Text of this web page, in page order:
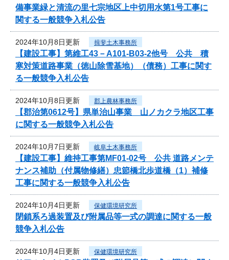
備事業緑と清流の里七宗地区上中切用水第1号工事に
関する一般競争入札公告
2024年10月8日更新 揖斐土木事務所
【建設工事】第維工43－A101-B03-2他号 公共 積
寒対策道路事業（徳山除雪基地）（債務）工事に関す
る一般競争入札公告
2024年10月8日更新 郡上農林事務所
【郡治第0612号】県単治山事業 山ノカクラ地区工事
に関する一般競争入札公告
2024年10月7日更新 岐阜土木事務所
【建設工事】維持工事第MF01-02号 公共 道路メンテ
ナンス補助（付属物修繕）忠節橋北歩道橋（1）補修
工事に関する一般競争入札公告
2024年10月4日更新 保健環境研究所
閉鎖系ろ過装置及び附属品等一式の調達に関する一般
競争入札公告
2024年10月4日更新 保健環境研究所